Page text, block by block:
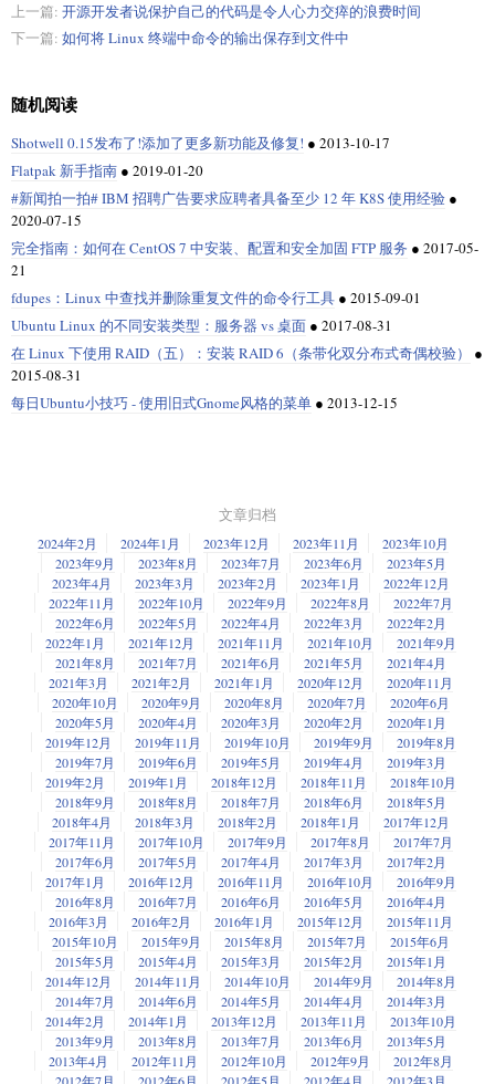
上一篇: 开源开发者说保护自己的代码是令人心力交瘁的浪费时间
下一篇: 如何将 Linux 终端中命令的输出保存到文件中
随机阅读
Shotwell 0.15发布了!添加了更多新功能及修复! ● 2013-10-17
Flatpak 新手指南 ● 2019-01-20
#新闻拍一拍# IBM 招聘广告要求应聘者具备至少 12 年 K8S 使用经验 ●
2020-07-15
完全指南：如何在 CentOS 7 中安装、配置和安全加固 FTP 服务 ● 2017-05-
21
fdupes：Linux 中查找并删除重复文件的命令行工具 ● 2015-09-01
Ubuntu Linux 的不同安装类型：服务器 vs 桌面 ● 2017-08-31
在 Linux 下使用 RAID（五）：安装 RAID 6（条带化双分布式奇偶校验）
●
2015-08-31
每日Ubuntu小技巧 - 使用旧式Gnome风格的菜单 ● 2013-12-15
文章归档
2024年2月 2024年1月 2023年12月 2023年11月
2023年10月
2023年9月
2023年8月 2023年7月 2023年6月
2023年5月
2023年4月
2023年3月 2023年2月 2023年1月
2022年12月
2022年11月
2022年10月 2022年9月 2022年8月
2022年7月
2022年6月
2022年5月 2022年4月 2022年3月
2022年2月
2022年1月
2021年12月 2021年11月 2021年10月
2021年9月
2021年8月
2021年7月 2021年6月 2021年5月
2021年4月
2021年3月
2021年2月 2021年1月 2020年12月
2020年11月
2020年10月
2020年9月 2020年8月 2020年7月
2020年6月
2020年5月
2020年4月 2020年3月 2020年2月
2020年1月
2019年12月
2019年11月 2019年10月 2019年9月
2019年8月
2019年7月
2019年6月 2019年5月 2019年4月
2019年3月
2019年2月
2019年1月 2018年12月 2018年11月
2018年10月
2018年9月
2018年8月 2018年7月 2018年6月
2018年5月
2018年4月
2018年3月 2018年2月 2018年1月
2017年12月
2017年11月
2017年10月 2017年9月 2017年8月
2017年7月
2017年6月
2017年5月 2017年4月 2017年3月
2017年2月
2017年1月
2016年12月 2016年11月 2016年10月
2016年9月
2016年8月
2016年7月 2016年6月 2016年5月
2016年4月
2016年3月
2016年2月 2016年1月 2015年12月
2015年11月
2015年10月
2015年9月 2015年8月 2015年7月
2015年6月
2015年5月
2015年4月 2015年3月 2015年2月
2015年1月
2014年12月
2014年11月 2014年10月 2014年9月
2014年8月
2014年7月
2014年6月 2014年5月 2014年4月
2014年3月
2014年2月
2014年1月 2013年12月 2013年11月
2013年10月
2013年9月
2013年8月 2013年7月 2013年6月
2013年5月
2013年4月
2012年11月 2012年10月 2012年9月
2012年8月
2012年7月
2012年6月 2012年5月 2012年4月 2012年3月